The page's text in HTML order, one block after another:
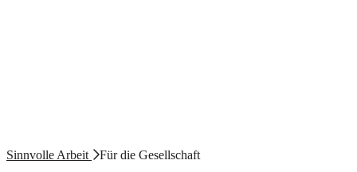
Sinnvolle Arbeit
Für die Gesellschaft